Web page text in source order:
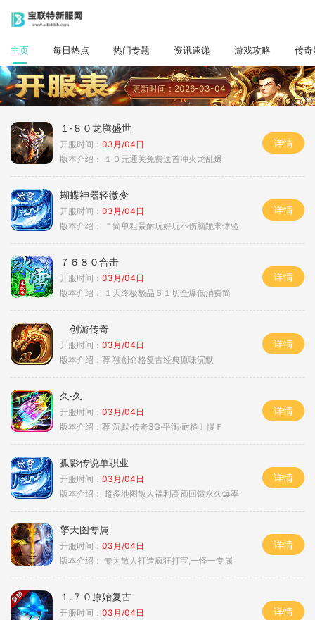
主页 每日热点 热门专题 资讯速递 游戏攻略 传奇
更新时间：2026-03-04
１·８０龙腾盛世
开服时间： 03月/04日
版本介绍：
１０元通关免费送首冲火龙乱爆
详情
蝴蝶神器轻微变
开服时间： 03月/04日
版本介绍：
＂简单粗暴耐玩好玩不伤脑跪求体验
详情
７６８０合击
开服时间： 03月/04日
版本介绍：
１天终极极品６１切全爆低消费简
详情
创游传奇
开服时间： 03月/04日
版本介绍： 荐 独创命格复古经典原味沉默
详情
久·久
开服时间： 03月/04日
版本介绍： 荐 沉默·传奇3G·平衡·耐糙〕慢Ｆ
详情
孤影传说单职业
开服时间： 03月/04日
版本介绍： 超多地图散人福利高额回馈永久爆率
详情
擎天图专属
开服时间： 03月/04日
版本介绍： 专为散人打造疯狂打宝,一怪一专属
详情
１.７０原始复古
开服时间： 03月/04日
详情